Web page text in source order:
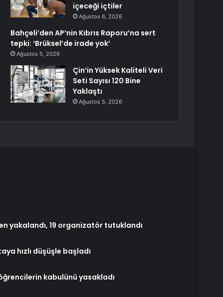
içeceği içtiler
Ağustos 6, 2026
Bahçeli’den AP’nin Kıbrıs Raporu’na sert
tepki: ‘Brüksel’de irade yok’
Ağustos 5, 2026
Çin’in Yüksek Kaliteli Veri
Seti Sayısı 120 Bine
Yaklaştı
Ağustos 5, 2026
yakalandı, 19 organizatör tutuklandı
hızlı düşüşle başladı
kabulünü yasakladı